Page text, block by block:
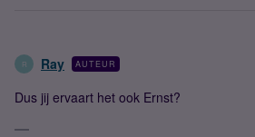
R Ray AUTEUR
Dus jij ervaart het ook Ernst?